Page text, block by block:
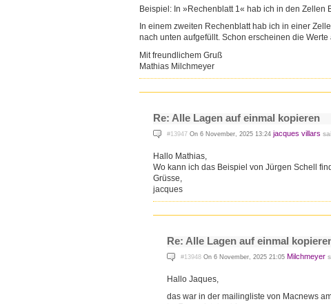
Beispiel: In »Rechenblatt 1« hab ich in den Zellen
In einem zweiten Rechenblatt hab ich in einer
nach unten aufgefüllt. Schon erscheinen die
Mit freundlichem Gruß
Mathias Milchmeyer
Re: Alle Lagen auf einmal kopieren
#13947 On 6 November, 2025 13:24 jacques villars
Hallo Mathias,
Wo kann ich das Beispiel von Jürgen Schell
Grüsse,
jacques
Re: Alle Lagen auf einmal
#13948 On 6 November, 2025 21:05 Milchmeyer
Hallo Jaques,
das war in der mailingliste von Macnews